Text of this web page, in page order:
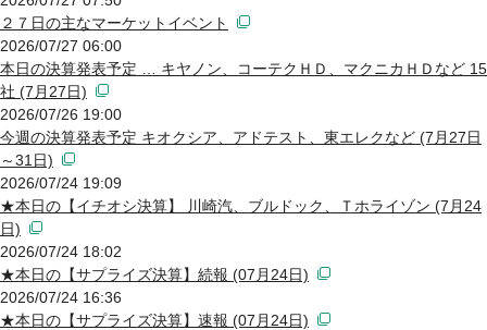
２７日の主なマーケットイベント
2026/07/27 06:00
本日の決算発表予定 … キヤノン、コーテクＨＤ、マクニカＨＤなど 15
社 (7月27日)
2026/07/26 19:00
今週の決算発表予定 キオクシア、アドテスト、東エレクなど (7月27日
～31日)
2026/07/24 19:09
★本日の【イチオシ決算】 川崎汽、ブルドック、Ｔホライゾン (7月24
日)
2026/07/24 18:02
★本日の【サプライズ決算】続報 (07月24日)
2026/07/24 16:36
★本日の【サプライズ決算】速報 (07月24日)